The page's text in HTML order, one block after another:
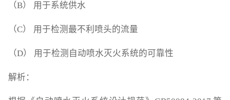
（B） 用于系统供水
（C） 用于检测最不利喷头的流量
（D） 用于检测自动喷水灭火系统的可靠性
解析：